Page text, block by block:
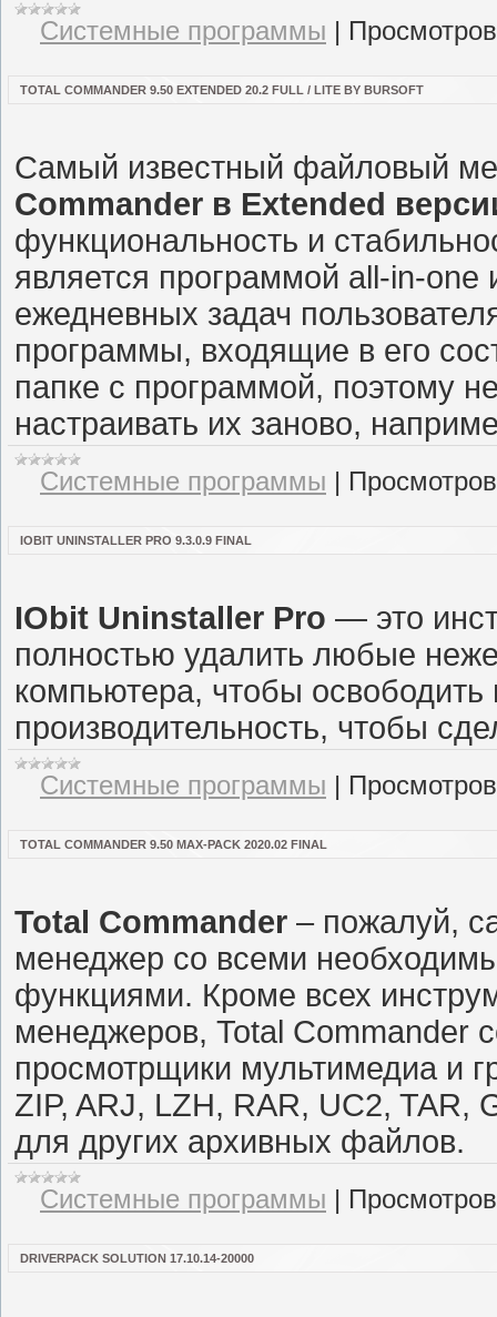
Системные программы |
TOTAL COMMANDER 9.50 EXTENDED 20.2 FULL / LITE BY BURSOFT
Самый известный файловый
Commander в Extended
функциональность и
является программой all-in-
ежедневных задач
программы, входящие в его
папке с программой, поэтому
настраивать их заново,
Системные программы |
IOBIT UNINSTALLER PRO 9.3.0.9 FINAL
IObit Uninstaller Pro — это
полностью удалить любые
компьютера, чтобы
производительность, чтобы
Системные программы |
TOTAL COMMANDER 9.50 MAX-PACK 2020.02 FINAL
Total Commander – пожалуй,
менеджер со всеми
функциями. Кроме всех
менеджеров, Total Commander
просмотрщики мультимедиа и
ZIP, ARJ, LZH, RAR, UC2, TAR,
для других архивных файлов.
Системные программы |
DRIVERPACK SOLUTION 17.10.14-20000